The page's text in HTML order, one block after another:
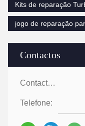
Contactos
Contactos:
Telefone:
Kits de reparação
jogo de reparação